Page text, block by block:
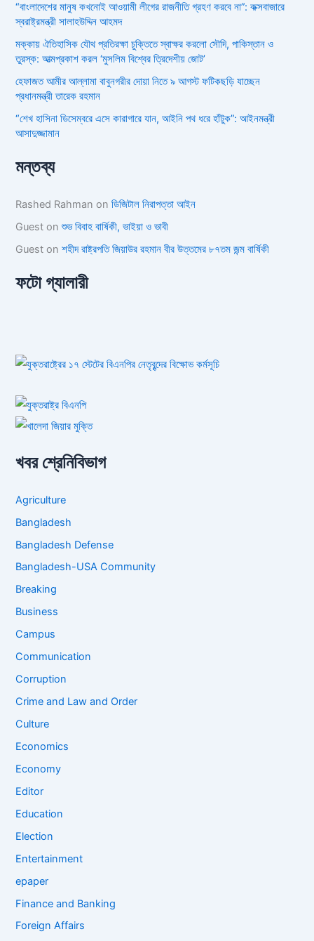
“বাংলাদেশের মানুষ কখনোই আওয়ামী লীগের রাজনীতি গ্রহণ করবে না”: কক্সবাজারে
স্বরাষ্ট্রমন্ত্রী সালাহউদ্দিন আহমদ
মক্কায় ঐতিহাসিক যৌথ প্রতিরক্ষা চুক্তিতে স্বাক্ষর করলো সৌদি, পাকিস্তান ও
তুরস্ক: আত্মপ্রকাশ করল ‘মুসলিম বিশ্বের ত্রিদেশীয় জোট’
হেফাজত আমীর আল্লামা বাবুনগরীর দোয়া নিতে ৯ আগস্ট ফটিকছড়ি যাচ্ছেন
প্রধানমন্ত্রী তারেক রহমান
“শেখ হাসিনা ডিসেম্বরে এসে কারাগারে যান, আইনি পথ ধরে হাঁটুক”: আইনমন্ত্রী
আসাদুজ্জামান
মন্তব্য
Rashed Rahman onডিজিটাল নিরাপত্তা আইন
Guest onশুভ বিবাহ বার্ষিকী, ভাইয়া ও ভাবী
Guest onশহীদ রাষ্ট্রপতি জিয়াউর রহমান বীর উত্তমের ৮৭তম জন্ম বার্ষিকী
ফটো গ্যালারী
খবর শ্রেনিবিভাগ
Agriculture
Bangladesh
Bangladesh Defense
Bangladesh-USA Community
Breaking
Business
Campus
Communication
Corruption
Crime and Law and Order
Culture
Economics
Economy
Editor
Education
Election
Entertainment
epaper
Finance and Banking
Foreign Affairs